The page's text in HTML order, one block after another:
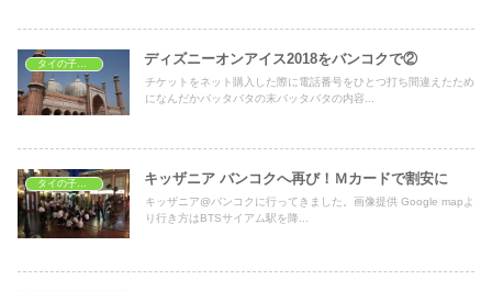
ディズニーオンアイス2018をバンコクで②
チケットをネット購入した際に電話番号をひとつ打ち間違えたため
になんだかバッタバタの末バッタバタの内容...
タイの子どもの遊び場 キッザニア バンコクへ再び！Ｍカードで割安に
キッザニア@バンコクに行ってきました。画像提供 Google mapよ
り行き方はBTSサイアム駅を降...